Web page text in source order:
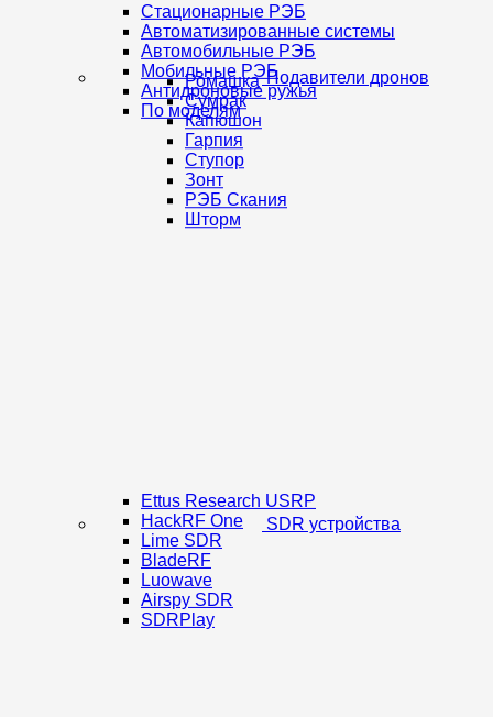
Подавители дронов
Стационарные РЭБ
Автоматизированные системы
Автомобильные РЭБ
Мобильные РЭБ
Антидроновые ружья
По моделям
Ромашка
Сумрак
Капюшон
Гарпия
Ступор
Зонт
РЭБ Скания
Шторм
SDR устройства
Ettus Research USRP
HackRF One
Lime SDR
BladeRF
Luowave
Airspy SDR
SDRPlay